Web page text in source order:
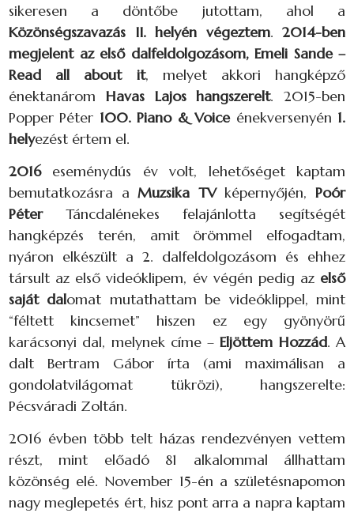
sikeresen a döntőbe jutottam, ahol a
Közönségszavazás II. helyén végeztem. 2014-ben
megjelent az első dalfeldolgozásom, Emeli Sande –
Read all about it, melyet akkori hangképző
énektanárom Havas Lajos hangszerelt. 2015-ben
Popper Péter 100. Piano & Voiceénekversenyén 1.
helyezést értem el.
2016eseménydús év volt, lehetőséget kaptam
bemutatkozásra aMuzsika TVképernyőjén,Poór
PéterTáncdalénekes felajánlotta segítségét
hangképzés terén, amit örömmel elfogadtam,
nyáron elkészült a 2. dalfeldolgozásom és ehhez
társult az első videóklipem, év végén pedig az első
saját dalomat mutathattam be videóklippel, mint
“féltett kincsemet” hiszen ez egy gyönyörű
karácsonyi dal, melynek címe –Eljöttem Hozzád. A
dalt Bertram Gábor írta (ami maximálisan a
gondolatvilágomat tükrözi), hangszerelte:
Pécsváradi Zoltán.
2016 évben több telt házas rendezvényen vettem
részt, mint előadó 81 alkalommal állhattam
közönség elé. November 15-én a születésnapomon
nagy meglepetés ért, hisz pont arra a napra kaptam